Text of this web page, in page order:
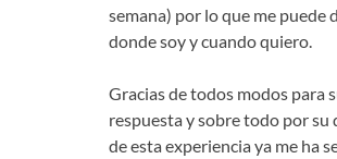
semana) por lo que me puede
donde soy y cuando quiero.
Gracias de todos modos para
respuesta y sobre todo por su
de esta experiencia ya me ha